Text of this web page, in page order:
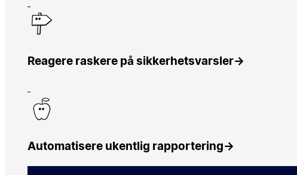
Reagere raskere på sikkerhetsvarsler→
Automatisere ukentlig rapportering→